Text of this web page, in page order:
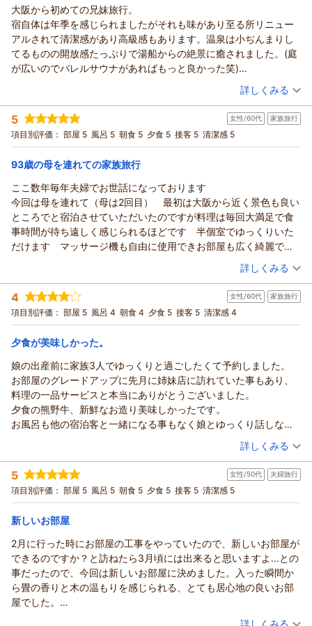
お客様に館内のご案内を丁寧に行うことはもちろん大切です
が、それ以上に快適にお部屋までお過ごしいただけるよう、お
荷物のお手伝いにもより一層気を配るよう、スタッフ間で改め
て共有し、サービスの向上に努めてまいります。
また、お食事処ではフロアの足音やカートの振動が響き、落ち
着いてお食事をお楽しみいただけなかったとのこと、貴重なご
とが難しい部分もございますが、運搬方法やスタッフの動きな
ど、できる限り音や振動を抑えられるよう工夫を重ね、より快
適な空間づくりに努めてまいります。
そのような中でも、館内の雰囲気について「悪くないのに勿体
ない」と感じていただき、改善への期待を込めてご意見をお寄
せくださったことに、心より感謝申し上げます。
いただいたお声を大切に、一つひとつ改善を積み重ねながら、
より心地よくお過ごしいただける宿を目指してまいります。
Yukaちゃん様のまたのお帰りを、漁火の宿シーサイド観潮スタ
ッフ一同心よりお待ち申し上げております。
また当日予約になると思いますが、伺いたいと思います
紀州温泉 ありがとうの湯 漁火の宿 シーサイド観潮からの返信
かぎちゃん様
いつも漁火の宿シーサイド観潮をご愛顧いただき、誠にありが
とうございます。
そして、このたびで7回目のご宿泊とのこと、長きにわたり当館
をご贔屓いただいておりますこと、スタッフ一同心より感謝申
し上げます。さらに、今回もオール5点という最高のご評価ま
で頂戴し、大変嬉しく拝読いたしました。
今回はお昼過ぎにご予定を決められ、その日のうちにお越しい
ただけたとのこと。「また観潮へ行こう」と思い立っていただ
けることは、私どもにとって何よりの喜びでございます。
食・ご朝食ともに毎回ご満足いただき、お腹いっぱいお召し上
がりいただけているとのこと、料理長をはじめ調理スタッフに
とって大きな励みでございます。
ご朝食のしらすご飯や焼き魚三種、ご夕食の熊野牛や旬の鱧、
そして今回は新たにご用意いたしました季節の薪焼き野菜まで
お気に召していただき、大変嬉しく存じます。素材の美味しさ
けるよう努めてまいります。
温泉では3回もご入浴いただき、平日ならではのゆったりとし
た時間を満喫されたご様子、さらにマッサージ機やラウンジの
コーヒー、そして夕焼けに染まる雑賀崎の景色まで存分にお楽
たことが伝わり、私どもも大変嬉しく思っております。
そして何より、「スタッフのおもてなしの心が毎回好きで伺っ
てしまいます」とのお言葉は、私どもにとって何よりの宝物で
ございます。このようなお言葉を励みに、これからも何度お帰
りいただいても変わらぬ温かさでお迎えできるよう精進してま
「また当日予約になると思います」とのお言葉も嬉しく拝見い
たしました。思い立ったその日に、安心してお帰りいただける
宿であり続けられるよう、スタッフ一同笑顔でお待ちしており
ます。
かぎちゃん様の8回目のお帰りを、漁火の宿シーサイド観潮ス
タッフ一同心よりお待ち申し上げております。
漁火の宿シーサイド観潮スタッフ一同
（返信日：2026/07/28）
大阪から初めての兄妹旅行。
宿自体は年季を感じられましたがそれも味があり至る所リニュー
アルされて清潔感があり高級感もあります。温泉は小ぢんまりし
てるものの開放感たっぷりで湯船からの絶景に癒されました。(庭
が広いのでバレルサウナがあればもっと良かった笑)
食事処は落ち着きのある半個室で窓から見えるアマルフィと夕焼
けにうっとりしながら美味しい料理を頂きました。朝夕食文句無
しの美味です。
ラウンジはコーヒーサービスがあり景色を眺めながらホッコリで
きる場所です。
が咲きとてもいい旅になりました。帰りは笑顔の素敵なスタッフ
さん2人に見送られ良い旅の思い出と共に帰路につきました。有難
う御座いました。
（投稿日：2026/07/09）
宿泊時期： 2026年07月宿泊 (家族旅行)
投稿者： さんちゃんさん
宿泊プラン： 【じゃらんのお得な10日間】1泊2食付きベストレート｜期間限
定の特別割引プラン
和室 朝・夕
宿泊価格帯： 18,001～19,000円(大人一人あたり/税込)
紀州温泉 ありがとうの湯 漁火の宿 シーサイド観潮からの返信
さんちゃん様
このたびは、お兄様・妹様での初めてのご旅行に、数あるお宿
の中から漁火の宿シーサイド観潮をお選びいただき、誠にあり
がとうございました。
さらに、オール5点という最高のご評価を頂戴し、スタッフ一
同心より感謝申し上げます。
当館の建物には年月を重ねた趣がございますが、「それも味が
ある」と温かく受け止めていただき、またリニューアルした館
内の清潔感や高級感にもお褒めのお言葉をいただき、大変嬉し
く拝読いたしました。
き、日頃のお疲れを癒していただけたようで何よりでございま
す。また、「庭が広いのでバレルサウナがあればもっと良かっ
た」との楽しいご提案までありがとうございます。すぐの実現
は難しいものの、今後の施設づくりの参考として大切に受け止
めさせていただきます。
お食事処では、半個室でゆったりとお過ごしいただきながら、
なり、お料理も朝夕ともにご満足いただけたとのこと、料理長
をはじめ調理スタッフにとりまして何よりの励みでございま
す。
ラウンジでのコーヒータイムも、景色とともにゆっくりお楽し
穏やかな時間を感じていただけましたら幸いでございます。
そして、ホテルステイとはひと味違う、のどかな風景や季節の
花々を眺めながらのドライブも含め、素敵なご旅行になったと
のお言葉に、私どもも温かい気持ちになりました。
最後に、お帰りの際にお見送りをさせていただいたスタッフに
も温かなお言葉をいただき、誠にありがとうございます。担当
詳しくみる
5 女性/60代 家族旅行
項目別評価： 部屋 5 風呂 5 朝食 5 夕食 5 接客 5 清潔感 5
93歳の母を連れての家族旅行
ここ数年毎年夫婦でお世話になっております
今回は母を連れて（母は2回目） 最初は大阪から近く景色も良い
ところでと宿泊させていただいたのですが料理は毎回大満足で食
事時間が待ち遠しく感じられるほどです 半個室でゆっくりいた
だけます マッサージ機も自由に使用できお部屋も広く綺麗で母
が足が悪いのでグレードアップの和洋室に変更していただきまし
た また来年お邪魔いたします 来年は孫達も連れて 観光抜き
の観潮さんに行くことだけが目当ての旅行です
（投稿日：2026/07/08）
宿泊時期： 2026年07月宿泊 (家族旅行)
投稿者： しょうくんさん
宿泊プラン： 【じゃらんのお得な10日間】1泊2食付きベストレート｜期間限
定の特別割引プラン
和室 朝・夕
宿泊価格帯： 18,001～19,000円(大人一人あたり/税込)
紀州温泉 ありがとうの湯 漁火の宿 シーサイド観潮からの返信
しょうくん様
いつも漁火の宿シーサイド観潮をご愛顧いただき、誠にありが
とうございます。
この度は、オール5点満点の評価を頂戴致しまして、心より感
謝申し上げます。私たちの大きな励みとなりました！
ここ数年、毎年ご夫婦でお越しいただき、今年はお母様もご一
緒にお迎えできましたことを、スタッフ一同大変嬉しく思って
おります。また、お母様にも再びご来館いただけましたこと、
心より御礼申し上げます。
大阪から近く、景色の良い宿として当館をお選びいただいたご
けることは、私どもにとってこの上ない喜びでございます。
毎回お料理を楽しみにしてくださり、「食事時間が待ち遠しく
感じられるほど」とのお言葉を頂戴し、料理長をはじめ調理ス
タッフも大変感激しております。半個室のお食事処で、ご家族
皆様がゆっくりとお食事の時間をお楽しみいただけたご様子
詳しくみる
4 女性/60代 家族旅行
項目別評価： 部屋 5 風呂 4 朝食 4 夕食 5 接客 5 清潔感 4
夕食が美味しかった。
娘の出産前に家族3人でゆっくりと過ごしたくて予約しました。
お部屋のグレードアップに先月に姉妹店に訪れていた事もあり、
料理の一品サービスと本当にありがとうございました。
夕食の熊野牛、新鮮なお造り美味しかったです。
お風呂も他の宿泊客と一緒になる事もなく娘とゆっくり話しなが
お部屋も広くて本当にのんびりと過ごせました、ありがとうござ
いました。
（投稿日：2026/06/29）
宿泊時期： 2026年06月宿泊 (家族旅行)
投稿者： みなさん
宿泊プラン： 【じゃらんスペシャルウィーク】1泊2食付きベストレート｜期
間限定の特別割引プラン
和室 朝・夕 朝/個室利用 夕/個室利用
宿泊価格帯： 17,001～18,000円(大人一人あたり/税込)
紀州温泉 ありがとうの湯 漁火の宿 シーサイド観潮からの返信
**みな様**
このたびは漁火の宿シーサイド観潮へご宿泊いただき、誠にあ
りがとうございました。
また、お嬢様のご出産前という大切な節目に、ご家族3人でゆ
っくりと過ごすご旅行の場として当館をお選びいただきました
詳しくみる
5 女性/50代 夫婦旅行
項目別評価： 部屋 5 風呂 5 朝食 5 夕食 5 接客 5 清潔感 5
新しいお部屋
2月に行った時にお部屋の工事をやっていたので、新しいお部屋が
できるのですか？と訪ねたら3月頃には出来ると思いますよ...との
事だったので、今回は新しいお部屋に決めました。入った瞬間か
ら畳の香りと木の温もりを感じられる、とても居心地の良いお部
屋でした。
毎回ですが、スタッフの方々との楽しい会話や美味しい食事やお
（投稿日：2026/06/29）
詳しくみる